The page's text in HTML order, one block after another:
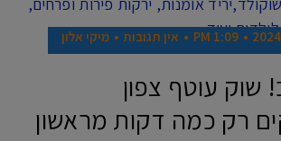
1:09 PM אין תגובות מיקי אלון
שוק עוטף צפון
רק כמה דקות מראשון